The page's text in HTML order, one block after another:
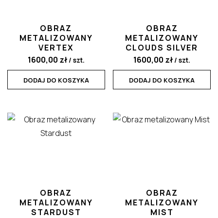
OBRAZ
METALIZOWANY
VERTEX
1600,00 zł/ szt.
DODAJ DO KOSZYKA
OBRAZ
METALIZOWANY
CLOUDS SILVER
1600,00 zł / szt.
DODAJ DO KOSZYKA
OBRAZ
METALIZOWANY
STARDUST
OBRAZ
METALIZOWANY
MIST